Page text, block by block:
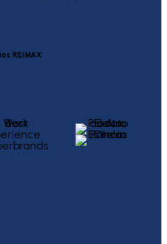
RE/MAX